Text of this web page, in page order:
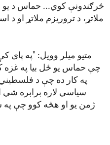
څرګندونې کوي... حماس د یو
ملاتړ، د تروریزم ملاتړ او د
متیو میلر وویل: "په پای
چې حماس یو ځل بیا په غزه
په کار ده چې د فلسطیني
سیاسي لاره برابره
ژمن یو او هڅه کوو چې په